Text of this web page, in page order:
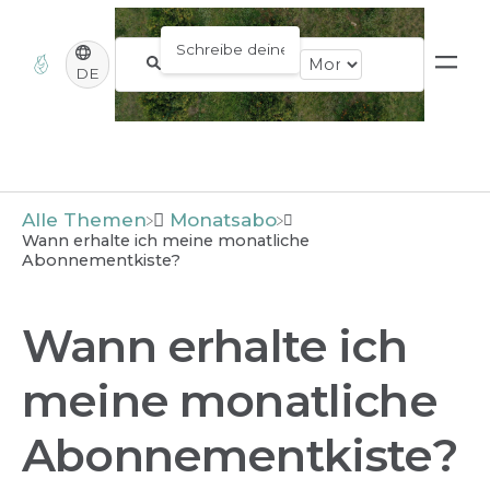
DE
Alle Themen ​Monatsabo
Wann erhalte ich meine monatliche
Abonnementkiste?
Wann erhalte ich
meine monatliche
Abonnementkiste?